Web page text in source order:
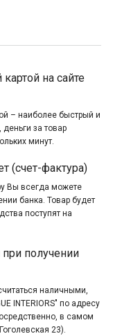
на сайте
– наиболее быстрый и
за товар
минут.
(счет-фактура)
Вы всегда можете
банка. Товар будет
поступят на
получении
наличными,
INTERIORS" по адресу
в самом
23).